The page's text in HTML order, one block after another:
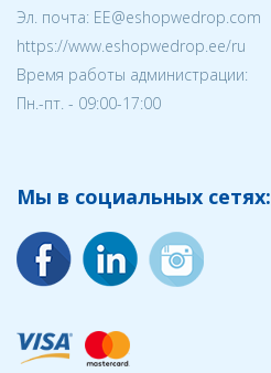
Эл. почта: EE@eshopwedrop.com
https://www.eshopwedrop.ee/ru
Время работы администрации:
Пн.-пт. - 09:00-17:00
Мы в социальных сетях: